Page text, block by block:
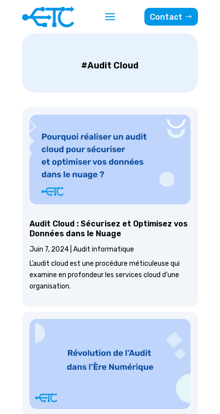
Contact
#Audit Cloud
Audit Cloud : Sécurisez et Optimisez vos
Données dans le Nuage
Juin 7, 2024| Audit informatique
L’audit cloud est une procédure méticuleuse qui
examine en profondeur les services cloud d’une
organisation.